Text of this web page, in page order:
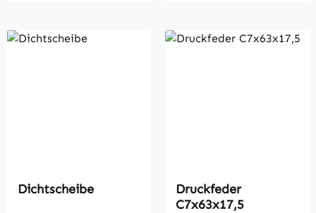
Dichtscheibe
Druckfeder
C7x63x17,5